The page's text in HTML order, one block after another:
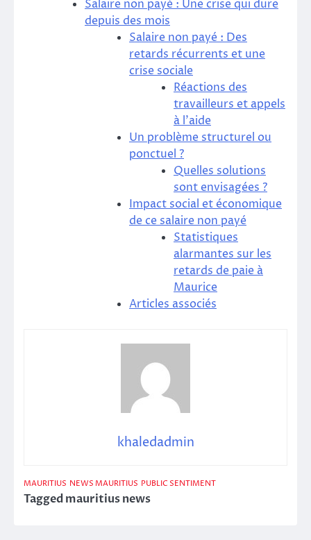
Salaire non payé : Une crise qui dure
depuis des mois
Salaire non payé : Des
retards récurrents et une
crise sociale
Réactions des
travailleurs et appels
à l’aide
Un problème structurel ou
ponctuel ?
Quelles solutions
sont envisagées ?
Impact social et économique
de ce salaire non payé
Statistiques
alarmantes sur les
retards de paie à
Maurice
Articles associés
khaledadmin
MAURITIUS NEWS MAURITIUS PUBLIC SENTIMENT
Taggedmauritius news